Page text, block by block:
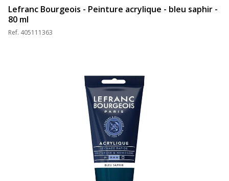
Lefranc Bourgeois - Peinture acrylique - bleu saphir -
80 ml
Ref. 405111363